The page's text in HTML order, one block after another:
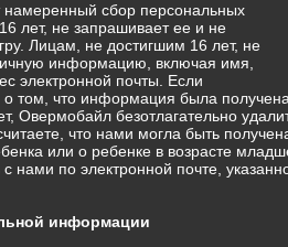
сбор персональных
лет, не запрашивает ее и не
Лицам, не достигшим 16 лет, не
информацию, включая имя,
электронной почты. Если
о том, что информация была получена
Овермобайл безотлагательно
что нами могла быть
или о ребенке в возрасте
нами по электронной почте,
информации